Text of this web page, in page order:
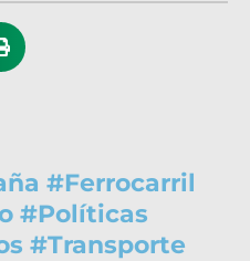
#Ferrocarril
#Políticas
#Transporte